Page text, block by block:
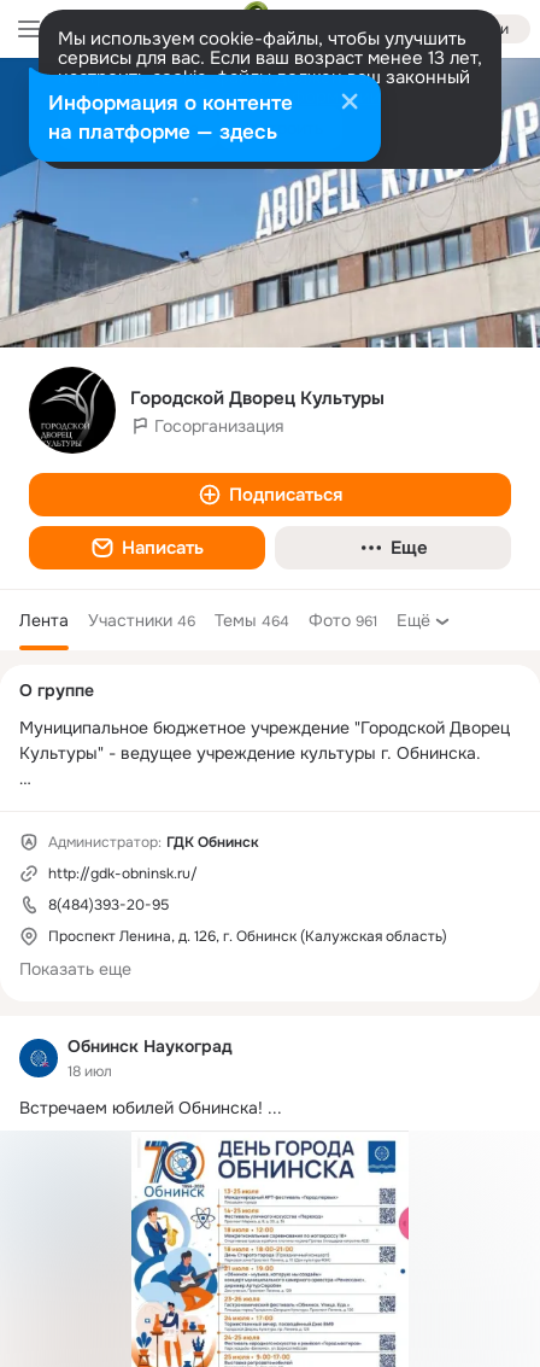
Войти
Мы используем cookie-файлы, чтобы улучшить
сервисы для вас. Если ваш возраст менее 13 лет,
настроить cookie-файлы должен ваш законный
представитель. Больше информации
Разрешить все Настроить
Городской Дворец Культуры
Госорганизация
Подписаться
Написать Еще
Лента Участники 46 Темы 464 Фото 961 Ещё
Обнинск Наукоград
18 июл
Встречаем юбилей Обнинска! ...
колонка
О группе
Муниципальное бюджетное учреждение "Городской Дворец
Культуры" - ведущее учреждение культуры г. Обнинска.
Адрес: Проспект Ленина, д. 126.
Телефон для справок: (484)393-20-95.
Касса ГДК работает ежедневно с 13.00 до 19.00.
Почта: gdk@obninsk.ru
Вся информация о мероприятиях на сайте: http://gdk-
Администратор: ГДК Обнинск
http://gdk-obninsk.ru/
8(484)393-20-95
Проспект Ленина, д. 126, г. Обнинск (Калужская область)
Показать еще
Информация о контенте
на платформе — здесь